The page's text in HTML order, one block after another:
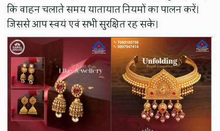
कि वाहन चलाते समय यातायात नियमों का पालन करें।
जिससे आप स्वयं एवं सभी सुरक्षित रह सके।